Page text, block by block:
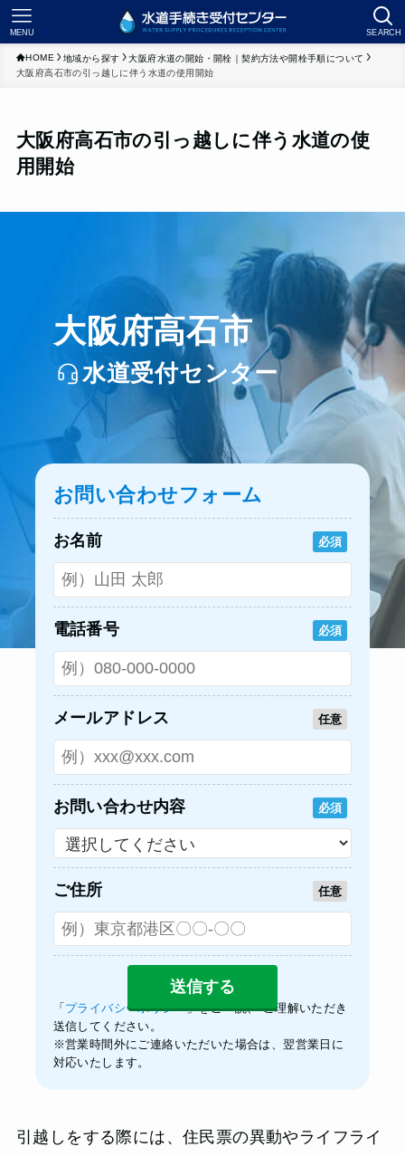
SEARCH
MENU
HOME 地域から探す
大阪府水道の開始・開栓｜契約方法や開栓手順について
大阪府高石市の引っ越しに伴う水道の使用開始
大阪府高石市の引っ越しに伴う水道の使
用開始
大阪府高石市
水道受付センター
お問い合わせフォーム
お名前 必須
電話番号 必須
メールアドレス 任意
お問い合わせ内容 必須
ご住所 任意
「 プライバシーポリシー」をご一読、 ご理解いただき
送信してください。
※営業時間外にご連絡いただいた場合は、翌営業日に
対応いたします。
引越しをする際には、住民票の異動やライフライ